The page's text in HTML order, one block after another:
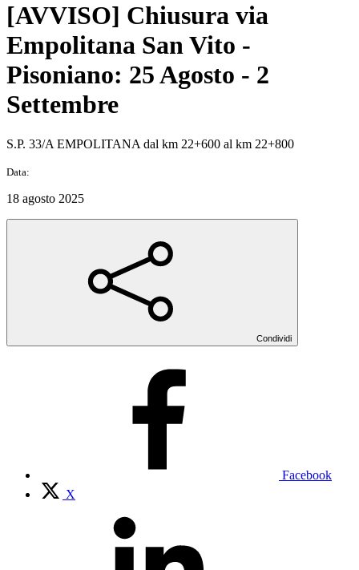
[AVVISO] Chiusura via
Empolitana San Vito -
Pisoniano: 25 Agosto - 2
Settembre
S.P. 33/A EMPOLITANA dal km 22+600 al km 22+800
Data:
18 agosto 2025
Condividi
Facebook
X